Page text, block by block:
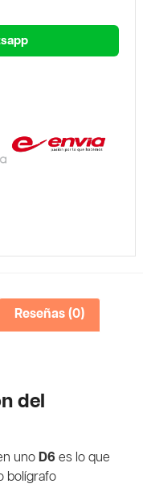
Reseñas (0)
del
uno D6 es lo que
bolígrafo